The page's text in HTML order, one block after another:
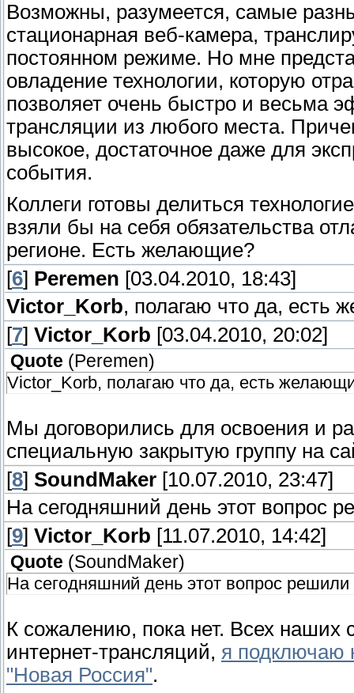
Возможны, разумеется, самые
стационарная веб-камера,
постоянном режиме. Но мне
овладение технологии, которую
позволяет очень быстро и весьма
трансляции из любого места.
высокое, достаточное даже для
события.
Коллеги готовы делиться
взяли бы на себя обязательства
регионе. Есть желающие?
[6] Peremen [03.04.2010, 18:43]
Victor_Korb, полагаю что да, есть
[7] Victor_Korb [03.04.2010, 20:02]
Quote ( Peremen)
Victor_Korb, полагаю что да, есть
Мы договорились для освоения и
специальную закрытую группу на
[8] SoundMaker [10.07.2010, 23:47]
На сегодняшний день этот вопрос
[9] Victor_Korb [11.07.2010, 14:42]
Quote (SoundMaker)
На сегодняшний день этот вопрос решили
К сожалению, пока нет. Всех наших
интернет-трансляций, я подключаю
"Новая Россия".